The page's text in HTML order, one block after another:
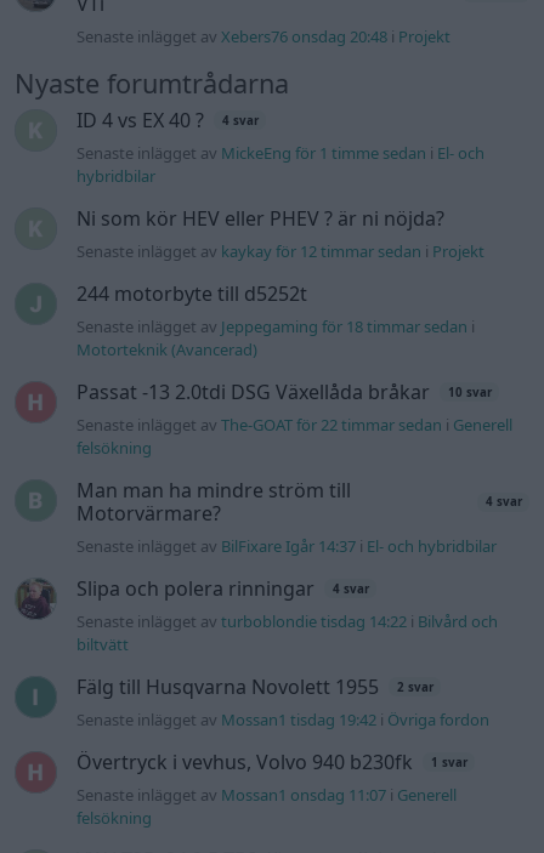
Senaste inlägget avXebers76 onsdag 20:48 i Projekt
Nyaste forumtrådarna
ID 4 vs EX 40 ? 4 svar
Senaste inlägget av MickeEng för 1 timme sedan i El- och
hybridbilar
Ni som kör HEV eller PHEV ? är ni nöjda?
Senaste inlägget av kaykay för 12 timmar sedan i Projekt
244 motorbyte till d5252t
Senaste inlägget av Jeppegaming för 18 timmar sedan i
Motorteknik (Avancerad)
Passat -13 2.0tdi DSG Växellåda bråkar 10 svar
Senaste inlägget avThe-GOAT för 22 timmar sedan i Generell
felsökning
Man man ha mindre ström till
Motorvärmare?
4 svar
Senaste inlägget av BilFixare Igår 14:37 i El- och hybridbilar
Slipa och polera rinningar 4 svar
Senaste inlägget avturboblondie tisdag 14:22 i Bilvård och
biltvätt
Fälg till Husqvarna Novolett 1955 2 svar
Senaste inlägget av Mossan1 tisdag 19:42 i Övriga fordon
Övertryck i vevhus, Volvo 940 b230fk 1 svar
Senaste inlägget av Mossan1 onsdag 11:07 i Generell
felsökning